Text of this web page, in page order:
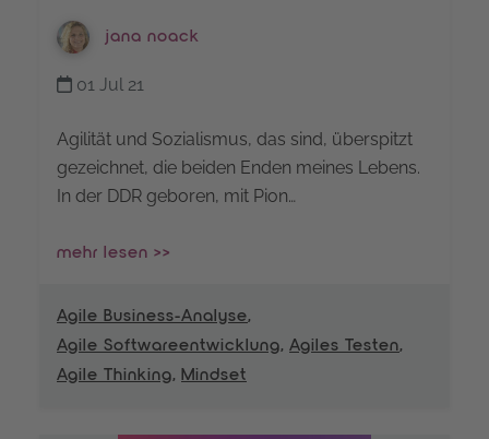
jana noack
01 Jul 21
Agilität und Sozialismus, das sind, überspitzt
gezeichnet, die beiden Enden meines Lebens.
In der DDR geboren, mit Pion…
mehr lesen >>
Agile Business-Analyse,
Agile Softwareentwicklung, Agiles Testen,
Agile Thinking, Mindset